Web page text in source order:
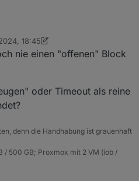
"offenen" Block in meinem
18:45
nie einen "offenen" Block
oder Timeout als reine
denn die Handhabung ist grauenhaft
/ 500 GB; Proxmox mit 2 VM (iob /